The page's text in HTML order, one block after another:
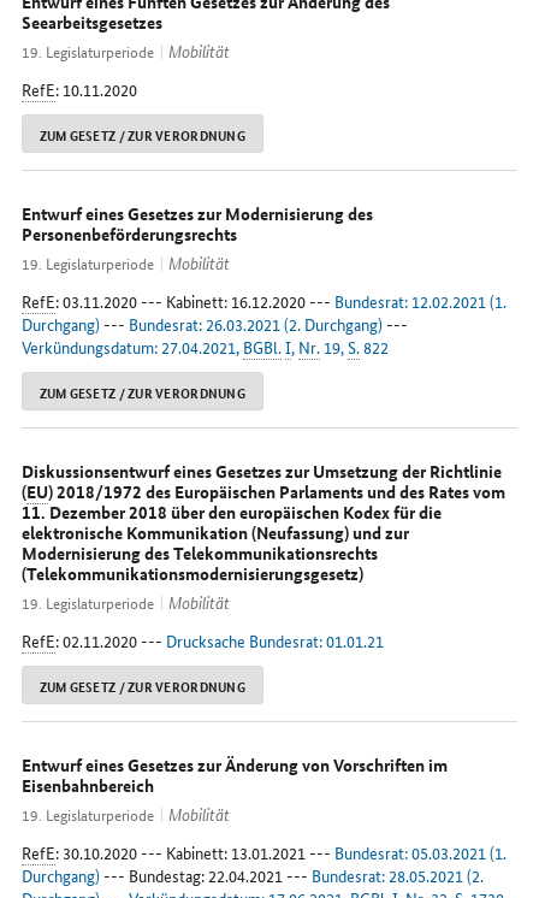
Seearbeitsgesetzes
19. Legislaturperiode
Mobilität
RefE: 10.11.2020
ZUM GESETZ / ZUR VERORDNUNG
Entwurf eines Gesetzes zur Modernisierung des
Personenbeförderungsrechts
19. Legislaturperiode
Mobilität
RefE: 03.11.2020 --- Kabinett: 16.12.2020 --- Bundesrat: 12.02.2021 (1.
Durchgang) --- Bundesrat: 26.03.2021 (2. Durchgang) ---
Verkündungsdatum: 27.04.2021, BGBl.I, Nr.19,S.822
ZUM GESETZ / ZUR VERORDNUNG
Diskussionsentwurf eines Gesetzes zur Umsetzung der Richtlinie
(EU) 2018/1972 des Europäischen Parlaments und des Rates vom
11. Dezember 2018 über den europäischen Kodex für die
elektronische Kommunikation (Neufassung) und zur
Modernisierung des Telekommunikationsrechts
(Telekommunikationsmodernisierungsgesetz)
19. Legislaturperiode
Mobilität
RefE: 02.11.2020 --- Drucksache Bundesrat: 01.01.21
ZUM GESETZ / ZUR VERORDNUNG
Entwurf eines Gesetzes zur Änderung von Vorschriften im
Eisenbahnbereich
19. Legislaturperiode
Mobilität
RefE: 30.10.2020 --- Kabinett: 13.01.2021 --- Bundesrat: 05.03.2021 (1.
Durchgang) --- Bundestag: 22.04.2021 --- Bundesrat: 28.05.2021 (2.